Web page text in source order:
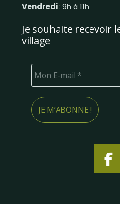
Vendredi: 9h à 11h
Je souhaite recevoir
village